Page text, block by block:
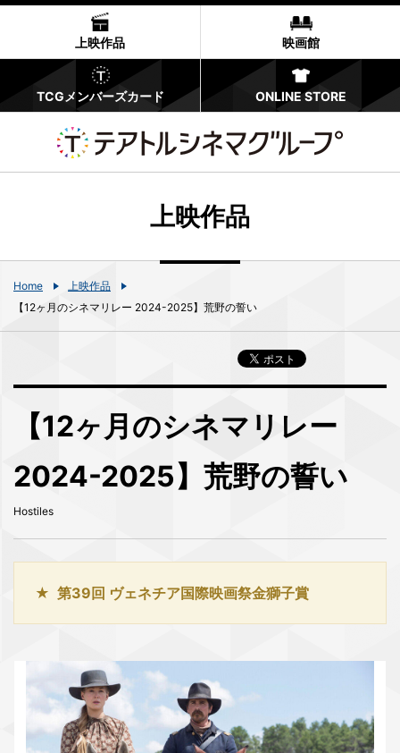
上映作品 映画館
TCGメンバーズカード ONLINE STORE
上映作品
Home
上映作品
【12ヶ月のシネマリレー 2024-2025】荒野の誓い
【12ヶ月のシネマリレー
2024-2025】荒野の誓い
Hostiles
第39回 ヴェネチア国際映画祭金獅子賞